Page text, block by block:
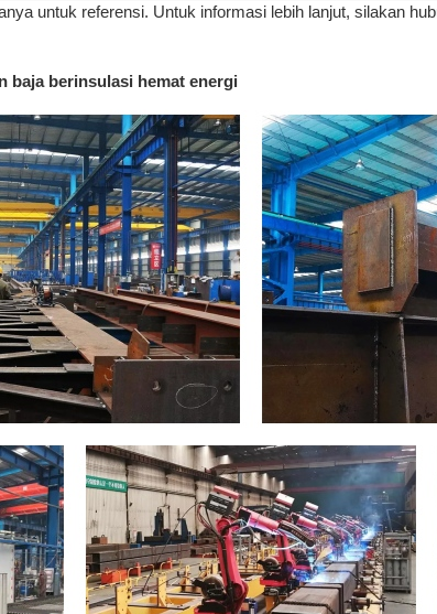
untuk referensi. Untuk informasi lebih lanjut, silakan
baja berinsulasi hemat energi